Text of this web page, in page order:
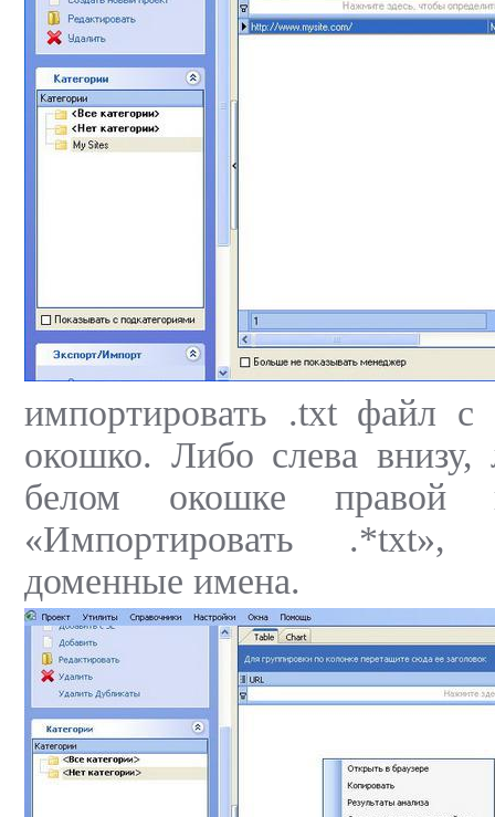
импортировать .txt файл с
окошко. Либо слева
белом окошке правой
«Импортировать .*txt»,
доменные имена.